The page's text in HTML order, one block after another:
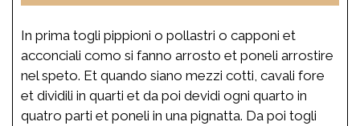
In prima togli pippioni o pollastri o capponi et
acconciali como si fanno arrosto et poneli arrostire
nel speto. Et quando siano mezzi cotti, cavali fore
et dividili in quarti et da poi devidi ogni quarto in
quatro parti et poneli in una pignatta. Da poi togli